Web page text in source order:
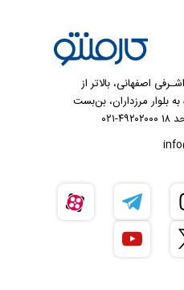
اصفهانی، بالاتر از
بلوار مرزداران، بن‌بست